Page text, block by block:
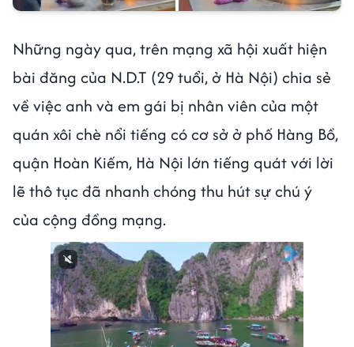
Những ngày qua, trên mạng xã hội xuất hiện
bài đăng của N.D.T (29 tuổi, ở Hà Nội) chia sẻ
về việc anh và em gái bị nhân viên của một
quán xôi chè nổi tiếng có cơ sở ở phố Hàng Bồ,
quận Hoàn Kiếm, Hà Nội lớn tiếng quát với lời
lẽ thô tục đã nhanh chóng thu hút sự chú ý
của cộng đồng mạng.